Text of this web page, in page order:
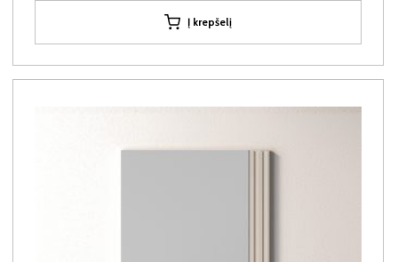
Į krepšelį